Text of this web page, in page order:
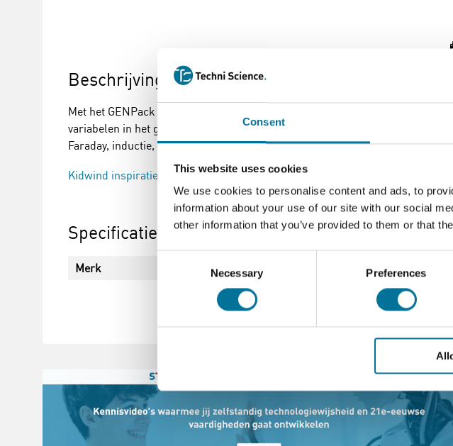
Consent
This website uses cookies
We use cookies to personalise content and ads, to
information about your use of our site with our social
other information that you’ve provided to them or that
Necessary Preferences
Beschrijving
Met het GENPack kunnen leerlingen hun eigen elektrische generator
variabelen in het generatorontwerp zal de stroom- en spanningsuitvoer
Faraday, inductie, AC/DC-elektriciteitsproductie en energietransformaties
Kidwind inspiratie video
Specificaties
Merk KidWind